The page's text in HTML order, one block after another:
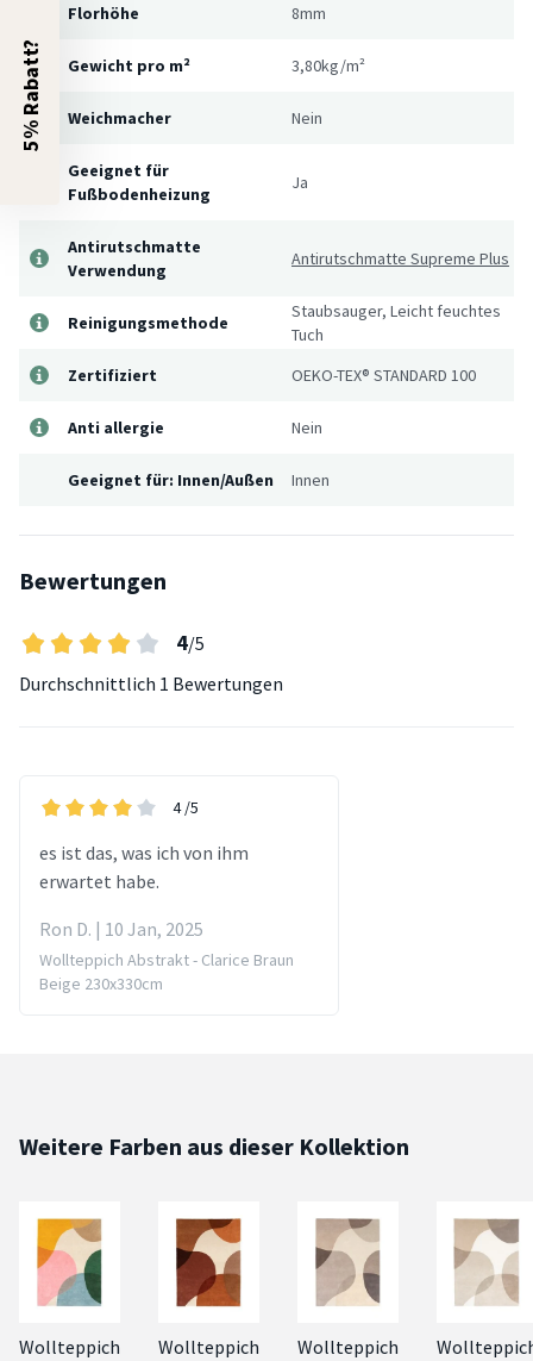
Florhöhe 8mm
Gewicht pro m² 3,80kg/m²
Weichmacher Nein
Geeignet für
Fußbodenheizung
Ja
Antirutschmatte
Verwendung
Antirutschmatte Supreme Plus
Reinigungsmethode
Staubsauger, Leicht feuchtes
Tuch
Zertifiziert
OEKO-TEX® STANDARD 100
Anti allergie Nein
Geeignet für: Innen/Außen Innen
Bewertungen
4/5
Durchschnittlich 1 Bewertungen
4 /5
es ist das, was ich von ihm
erwartet habe.
Ron D. | 10 Jan, 2025
Wollteppich Abstrakt - Clarice Braun
Beige 230x330cm
Weitere Farben aus dieser Kollektion
Wollteppich
Wollteppich
Wollteppich
5% Rabatt?